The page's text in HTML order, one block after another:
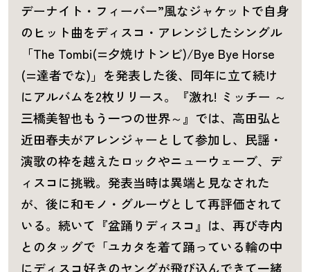
デーナイト・フィーバー”風なジャケットで自身
のヒット曲をディスコ・アレンジしたシングル
「The Tombi(=夕焼けトンビ)/Bye Bye Horse
(=達者でな)」を発表した後、同年に立て続け
にアルバムを2枚リリース。『激れ! ミッチー ～
三橋美智也もう一つの世界～』では、高田弘と
近田春夫がアレンジャーとして参加し、民謡・
演歌の枠を越えたロックやニューウェーブ、デ
ィスコに挑戦。発表当時は異端と見なされた
が、後に和モノ・グルーヴとして再評価されて
いる。続いて『盆踊りディスコ』は、再び寺内
とのタッグで「ユカタを着て踊っている輪の中
にディスコ好きのヤングが飛び込んできて一緒